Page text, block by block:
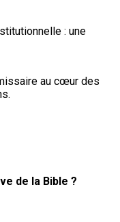
: une
au cœur des
de la Bible ?